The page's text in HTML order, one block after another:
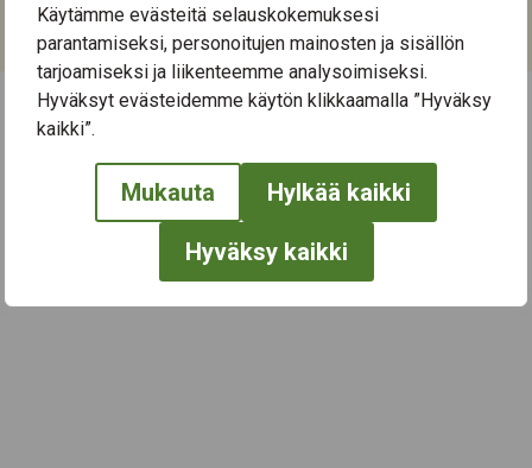
Käytämme evästeitä selauskokemuksesi
parantamiseksi, personoitujen mainosten ja sisällön
tarjoamiseksi ja liikenteemme analysoimiseksi.
Hyväksyt evästeidemme käytön klikkaamalla ”Hyväksy
kaikki”.
Mukauta Hylkää kaikki
Hyväksy kaikki
Kategoriat:
Musiikki,Taide